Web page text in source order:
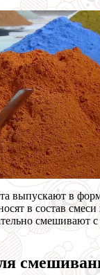
выпускают в
в состав смеси
смешивают